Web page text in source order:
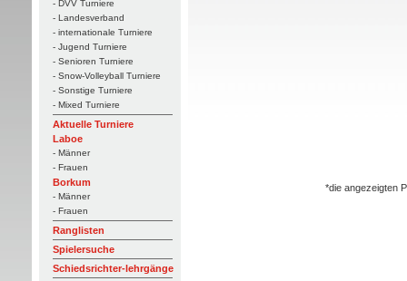
- DVV Turniere
- Landesverband
- internationale Turniere
- Jugend Turniere
- Senioren Turniere
- Snow-Volleyball Turniere
- Sonstige Turniere
- Mixed Turniere
Aktuelle Turniere
Laboe
- Männer
- Frauen
Borkum
- Männer
- Frauen
Ranglisten
Spielersuche
Schiedsrichter-lehrgänge
*die angezeigten